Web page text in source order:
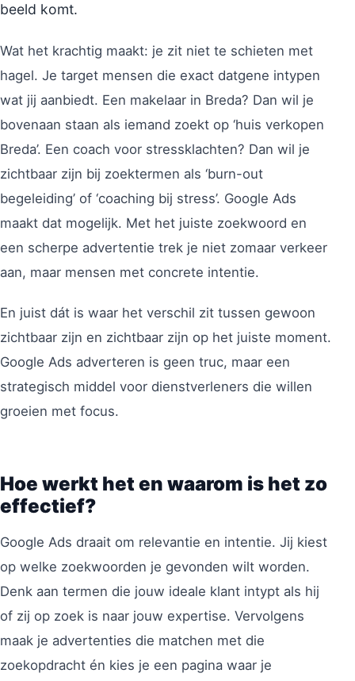
beeld komt.
Wat het krachtig maakt: je zit niet te schieten met
hagel. Je target mensen die exact datgene intypen
wat jij aanbiedt. Een makelaar in Breda? Dan wil je
bovenaan staan als iemand zoekt op ‘huis verkopen
Breda’. Een coach voor stressklachten? Dan wil je
zichtbaar zijn bij zoektermen als ‘burn-out
begeleiding’ of ‘coaching bij stress’. Google Ads
maakt dat mogelijk. Met het juiste zoekwoord en
een scherpe advertentie trek je niet zomaar verkeer
aan, maar mensen met concrete intentie.
En juist dát is waar het verschil zit tussen gewoon
zichtbaar zijn en zichtbaar zijn op het juiste moment.
Google Ads adverteren is geen truc, maar een
strategisch middel voor dienstverleners die willen
groeien met focus.
Hoe werkt het en waarom is het zo
effectief?
Google Ads draait om relevantie en intentie. Jij kiest
op welke zoekwoorden je gevonden wilt worden.
Denk aan termen die jouw ideale klant intypt als hij
of zij op zoek is naar jouw expertise. Vervolgens
maak je advertenties die matchen met die
zoekopdracht én kies je een pagina waar je